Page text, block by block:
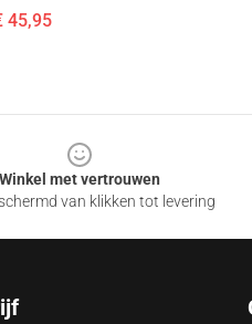
45,95
Winkel met vertrouwen
van klikken tot levering